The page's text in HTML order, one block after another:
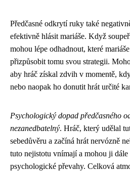
Předčasné odkrytí ruky také
efektivně hlásit mariáše. Když
mohou lépe odhadnout, které
přizpůsobit tomu svou strategii.
aby hráč získal zdvih v momentě,
nebo naopak ho donutit hrát určité
Psychologický dopad předčasného
nezanedbatelný. Hráč, který udělal
sebedůvěru a začíná hrát nervózně
tuto nejistotu vnímají a mohou ji
psychologické převahy. Celková